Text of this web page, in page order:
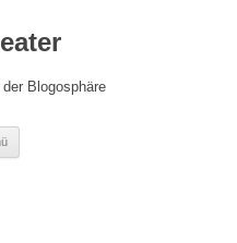
Blogosphäre